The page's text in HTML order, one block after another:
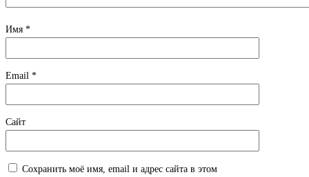
Имя *
Email *
Сайт
Сохранить моё имя, email и адрес сайта в этом